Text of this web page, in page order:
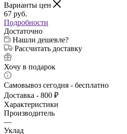
Варианты цен
67 руб.
Подробности
Достаточно
Нашли дешевле?
Рассчитать доставку
Хочу в подарок
Самовывоз сегодня - бесплатно
Доставка - 800 ₽
Характеристики
Производитель
—
Уклад